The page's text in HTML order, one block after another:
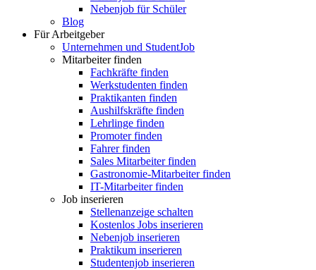
Nebenjob für Schüler
Blog
Für Arbeitgeber
Unternehmen und StudentJob
Mitarbeiter finden
Fachkräfte finden
Werkstudenten finden
Praktikanten finden
Aushilfskräfte finden
Lehrlinge finden
Promoter finden
Fahrer finden
Sales Mitarbeiter finden
Gastronomie-Mitarbeiter finden
IT-Mitarbeiter finden
Job inserieren
Stellenanzeige schalten
Kostenlos Jobs inserieren
Nebenjob inserieren
Praktikum inserieren
Studentenjob inserieren